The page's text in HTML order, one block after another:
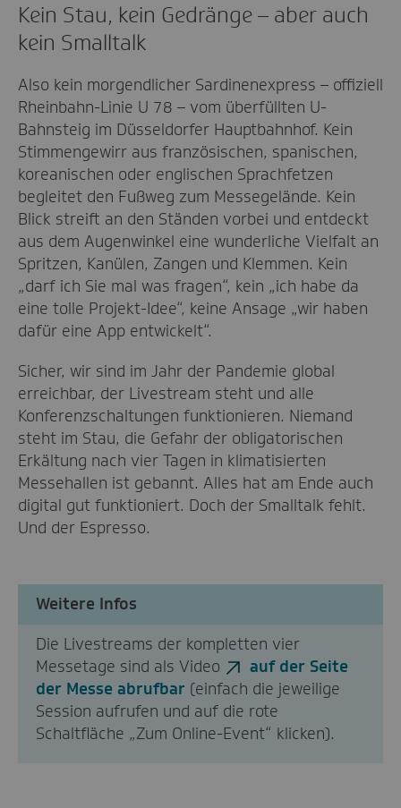
Kein Stau, kein Gedränge – aber auch
kein Smalltalk
Also kein morgendlicher Sardinenexpress – offiziell
Rheinbahn-Linie U 78 – vom überfüllten U-
Bahnsteig im Düsseldorfer Hauptbahnhof. Kein
Stimmengewirr aus französischen, spanischen,
koreanischen oder englischen Sprachfetzen
begleitet den Fußweg zum Messegelände. Kein
Blick streift an den Ständen vorbei und entdeckt
aus dem Augenwinkel eine wunderliche Vielfalt an
Spritzen, Kanülen, Zangen und Klemmen. Kein
„darf ich Sie mal was fragen“, kein „ich habe da
eine tolle Projekt-Idee“, keine Ansage „wir haben
dafür eine App entwickelt“.
Sicher, wir sind im Jahr der Pandemie global
erreichbar, der Livestream steht und alle
Konferenzschaltungen funktionieren. Niemand
steht im Stau, die Gefahr der obligatorischen
Erkältung nach vier Tagen in klimatisierten
Messehallen ist gebannt. Alles hat am Ende auch
digital gut funktioniert. Doch der Smalltalk fehlt.
Und der Espresso.
Weitere Infos
Die Livestreams der kompletten vier
Messetage sind als Video
auf der Seite
der Messe abrufbar (einfach die jeweilige
Session aufrufen und auf die rote
Schaltfläche „Zum Online-Event“ klicken).